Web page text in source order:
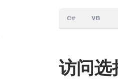
C# VB
访问选